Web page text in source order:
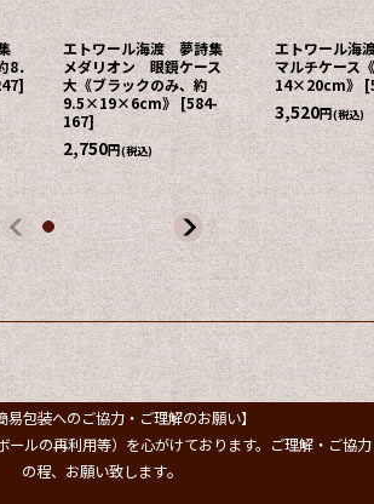
集
．
]
エトワール海渡 夢詩集
メダリオン 眼鏡ケース
大《ブラックのみ、約
9.5×19×6cm》 [584-
167]
2,750円(税込)
エトワール
マルチケース
14×20cm》 [
3,520円(税込)
易包装へのご協力・ご理解のお願い】
ールの再利用等）を心がけております。ご理解・ご協力
の程、お願い致します。